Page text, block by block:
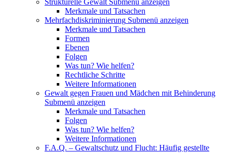
Strukturelle Gewalt Submenü anzeigen
Merkmale und Tatsachen
Mehrfachdiskriminierung Submenü anzeigen
Merkmale und Tatsachen
Formen
Ebenen
Folgen
Was tun? Wie helfen?
Rechtliche Schritte
Weitere Informationen
Gewalt gegen Frauen und Mädchen mit Behinderung
Submenü anzeigen
Merkmale und Tatsachen
Folgen
Was tun? Wie helfen?
Weitere Informationen
F.A.Q. – Gewaltschutz und Flucht: Häufig gestellte